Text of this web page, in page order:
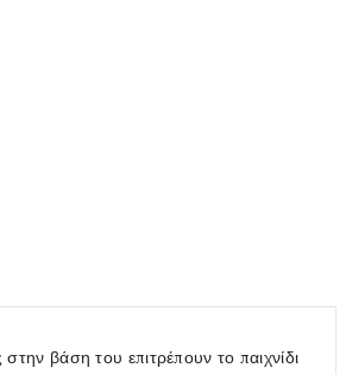
βάση του επιτρέπουν το παιχνίδι